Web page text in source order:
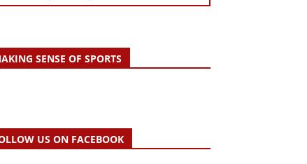
SENSE OF SPORTS
US ON FACEBOOK